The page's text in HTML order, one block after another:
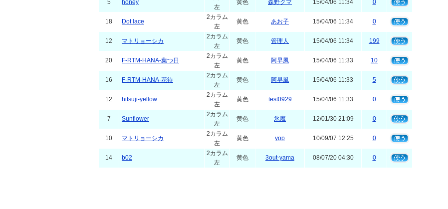
5 honey
左
黄色 森野クマ 15/04/06 11:34 0
18 Dot lace
2カラム
左
黄色 あお子 15/04/06 11:34 0
12 マトリョーシカ
2カラム
左
黄色 管理人 15/04/06 11:34 199
20 F-RTM-HANA-葉つ日
2カラム
左
黄色 阿早風 15/04/06 11:33 10
16 F-RTM-HANA-花待
2カラム
左
黄色 阿早風 15/04/06 11:33 5
12 hitsuji-yellow
2カラム
左
黄色 test0929 15/04/06 11:33 0
7 Sunflower
2カラム
左
黄色 氷魔 12/01/30 21:09 0
10 マトリョーシカ
2カラム
左
黄色 yop 10/09/07 12:25 0
14 b02
2カラム
左
黄色 3out-yama 08/07/20 04:30 0